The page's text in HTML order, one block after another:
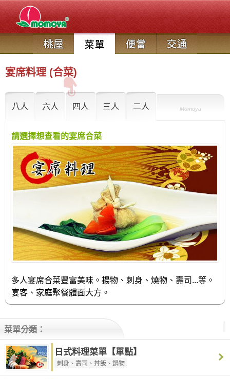
宴席料理 (合菜)
八人 六人 四人 三人 二人 Momoya
請選擇想查看的宴席合菜
多人宴席合菜豐富美味。揚物、刺身、燒物、壽司...等。
宴客、家庭聚餐體面大方。
菜單分類：
日式料理菜單【單點】
刺身、壽司、丼飯、鍋物